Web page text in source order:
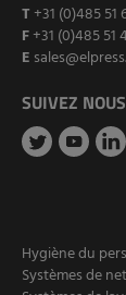
T +31 (0)485 51
F+31 (0)485 51
E
SUIVEZ NOUS
Hygiène du
Systèmes de